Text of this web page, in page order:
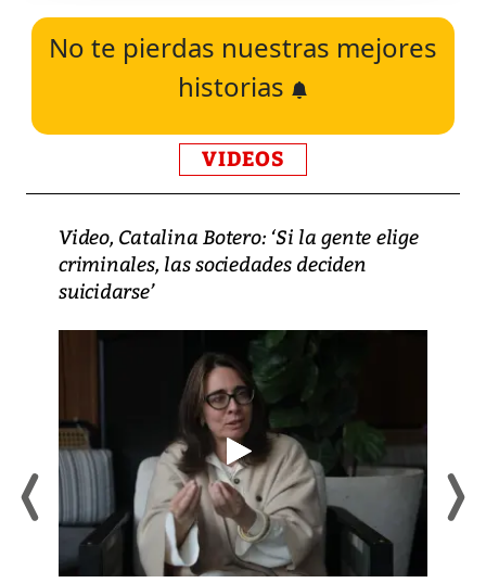
No te pierdas nuestras mejores
historias
VIDEOS
Video, Catalina Botero: ‘Si la gente elige
criminales, las sociedades deciden
suicidarse’